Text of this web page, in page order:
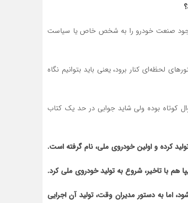
موجود صنعت خودرو را به شخص خاص یا سیاست
لحظه‌ای کنار برود، یعنی باید بتوانیم نگاه
بوده ولی شاید جوابی در حد یک کتاب
کرده و اولین خودروی ملی، نام گرفته است.
بعدی)، در سال ۱۳۸۳ در سایپا تولید شود، اما به دستور مدیران وقت، تولید آن اجرایی